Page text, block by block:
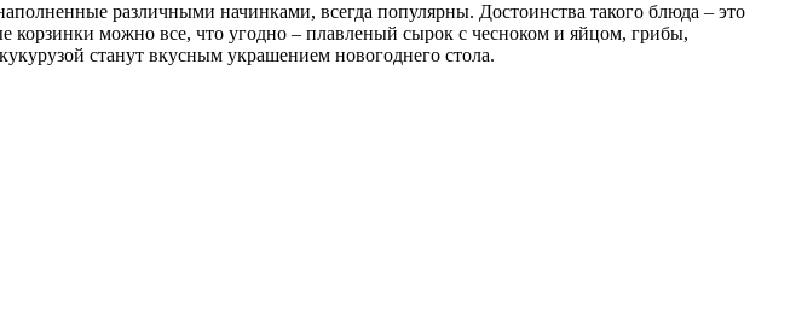
различными начинками, всегда популярны. Достоинства такого блюда – это
корзинки можно все, что угодно – плавленый сырок с чесноком и яйцом, грибы,
станут вкусным украшением новогоднего стола.